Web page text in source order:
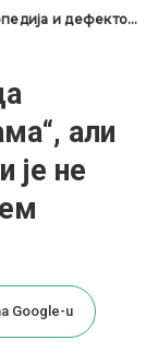
и дефектологија
али
је не
Google-u